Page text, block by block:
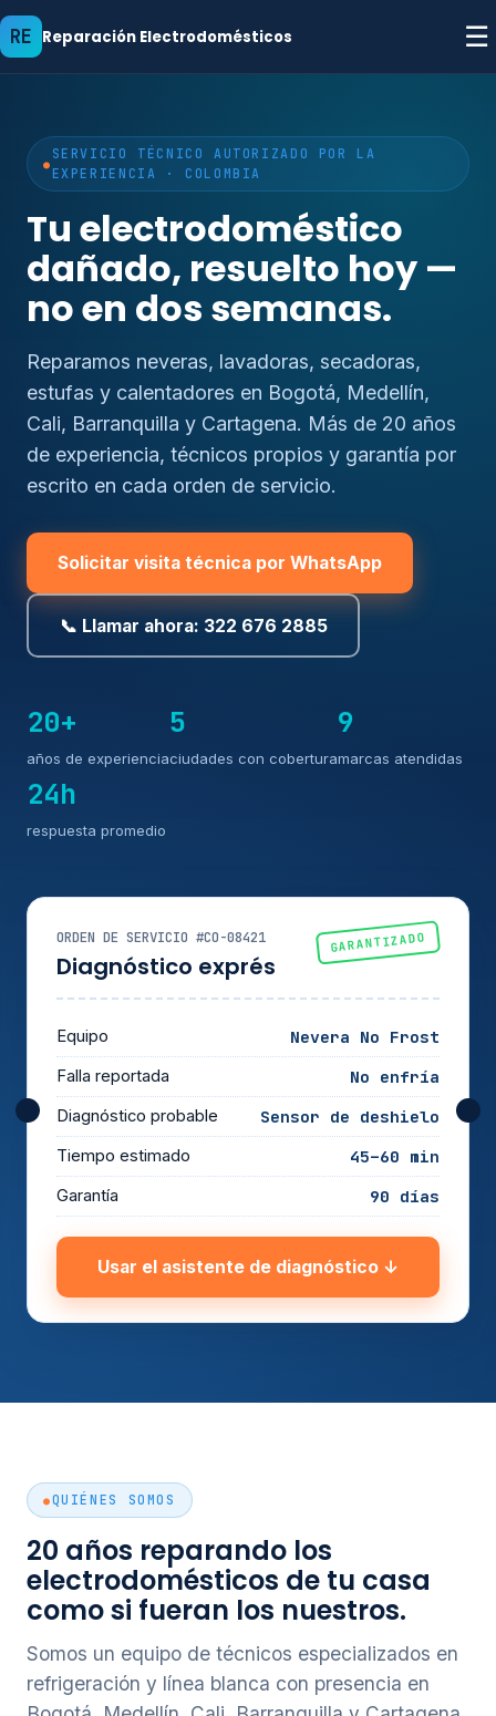
RE Reparación Electrodomésticos ☰
SERVICIO TÉCNICO AUTORIZADO POR LA
EXPERIENCIA · COLOMBIA
Tu electrodoméstico
dañado, resuelto hoy —
no en dos semanas.
Reparamos neveras, lavadoras, secadoras,
estufas y calentadores en Bogotá, Medellín,
Cali, Barranquilla y Cartagena. Más de 20 años
de experiencia, técnicos propios y garantía por
escrito en cada orden de servicio.
Solicitar visita técnica por WhatsApp
📞 Llamar ahora: 322 676 2885
20+
años de experiencia
5
ciudades con cobertura
9
marcas atendidas
24h
respuesta promedio
ORDEN DE SERVICIO #CO-08421
Diagnóstico exprés
GARANTIZADO
Equipo Nevera No Frost
Falla reportada No enfría
Diagnóstico probable Sensor de deshielo
Tiempo estimado 45–60 min
Garantía 90 días
Usar el asistente de diagnóstico ↓
QUIÉNES SOMOS
20 años reparando los
electrodomésticos de tu casa
como si fueran los nuestros.
Somos un equipo de técnicos especializados en
refrigeración y línea blanca con presencia en